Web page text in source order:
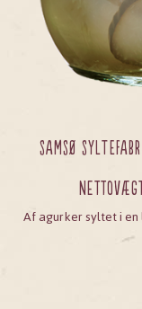
SAMSØ
Af agurker syltet i